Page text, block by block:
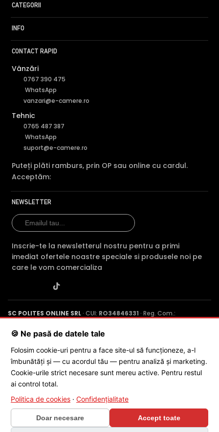
Camera HIKVISION DS-2CD2686G2IZSUSL are un filtru IR
Mecanic autoretractabil ce filtreaza lumina in infrarosu
pe timpul zilei, pentru a evita anumitele defecte de
afisare a culorilor, iar pe timpul noptii acesta este retras
imbunatatind vizibilitatea camerei in modul alb/negru.
spate), ambele functii fiind utile atunci cand in zona
oferita de senzorul de imagine al camerei HIKVISION DS-
2CD2686G2IZSUSL, compenseaza atat imaginea din prim
plan, cat si imaginea de fundal.
In plus, fata de functia D-WDR (Digital Wide Dinamic
imaginea in aceleasi conditii, functia True WDR care in
mod normal apar foarte intunecate, sa fie vizibile, insa
fundalul devine suprasaturat (foarte alb).
CATEGORII
INFO
CONTACT RAPID
Vânzări
0767 390 475
WhatsApp
vanzari@e-camere.ro
Tehnic
0765 487 387
WhatsApp
suport@e-camere.ro
Puteți plăti ramburs, prin OP sau online cu cardul.
Acceptăm:
NEWSLETTER
Inscrie-te la newsletterul nostru pentru a primi
imediat ofertele noastre speciale si produsele noi pe
care le vom comercializa
SC POLITES ONLINE SRL · CUI: RO34846331 · Reg. Com.:
Poenaru, Nr. 1, Craiova, Jud. Dolj ·
© 2026 SC POLITES ONLINE SRL
🍪 Ne pasă de datele tale
Folosim cookie-uri pentru a face site-ul să funcționeze, a-l
îmbunătăți și — cu acordul tău — pentru analiză și marketing.
Cookie-urile strict necesare sunt mereu active. Pentru restul
ai control total.
Politica de cookies · Confidențialitate
Doar necesare Accept toate